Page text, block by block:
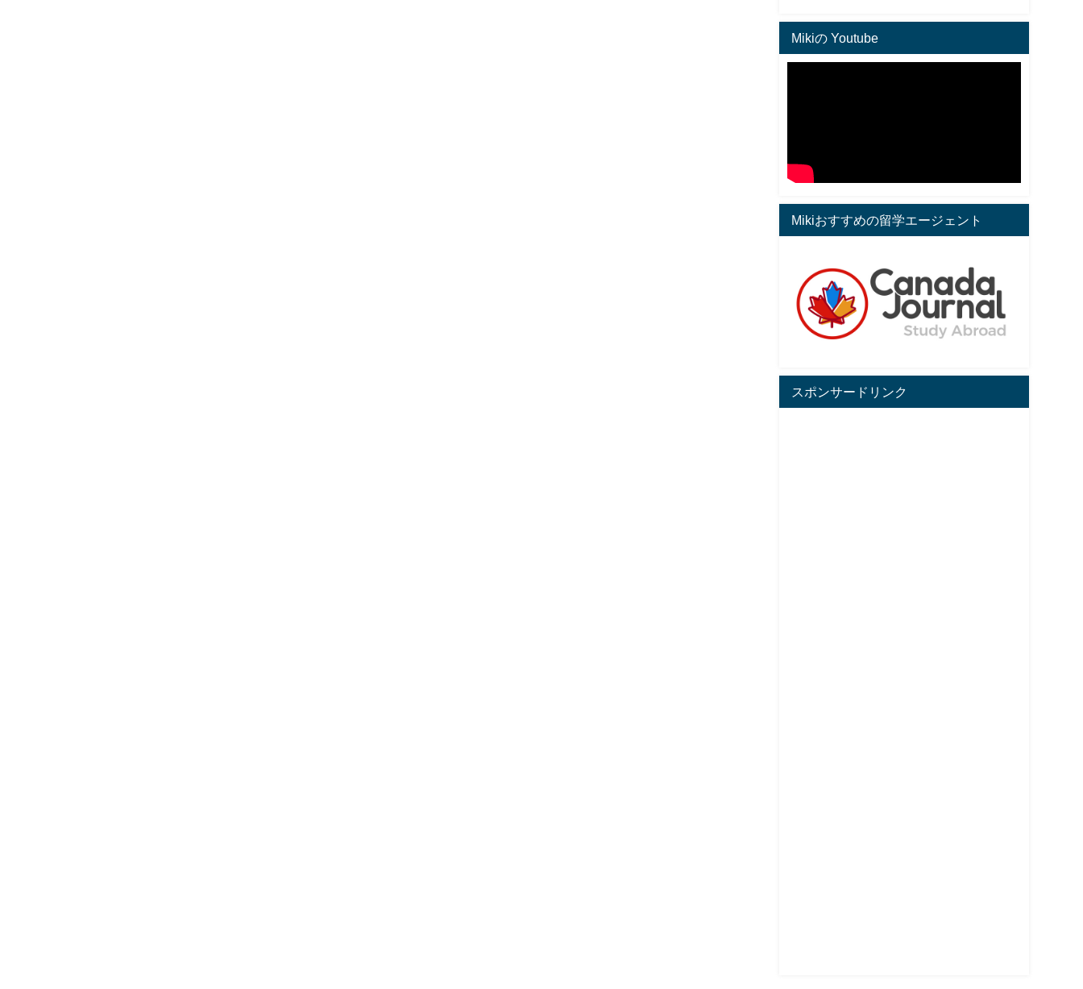
Mikiの Youtube
Mikiおすすめの留学エージェント
スポンサードリンク